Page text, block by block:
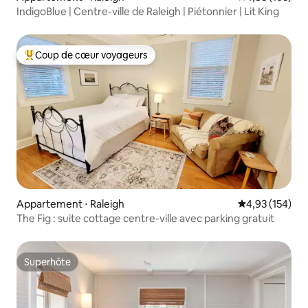
IndigoBlue | Centre-ville de Raleigh | Piétonnier | Lit King
Coups de cœur voyageurs les plus appréciés
Coup de cœur voyageurs
Appartement ⋅ Raleigh Évaluation
4,93 (154)
The Fig : suite cottage centre-ville avec parking gratuit
Superhôte
Superhôte